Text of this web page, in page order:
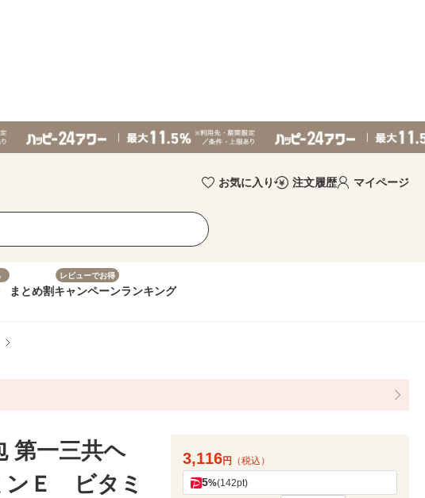
お気に入り 注文履歴 マイページ
まとめ割
レビューでお得
キャンペーンランキング
第一三共ヘ
ンＥ ビタミ
3,116円 （税込）
5%(142pt)